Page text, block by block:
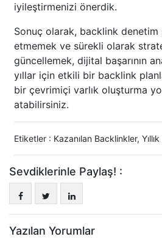
iyileştirmenizi önerdik.
Sonuç olarak, backlink denetim
etmemek ve sürekli olarak
güncellemek, dijital başarının
yıllar için etkili bir backlink
bir çevrimiçi varlık oluşturma
atabilirsiniz.
Etiketler : Kazanılan Backlinkler,
Sevdiklerinle Paylaş! :
Yazılan Yorumlar